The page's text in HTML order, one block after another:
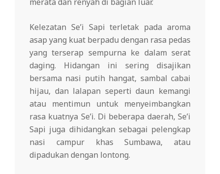
Kelezatan Se’i Sapi terletak pada aroma
asap yang kuat berpadu dengan rasa pedas
yang terserap sempurna ke dalam serat
daging. Hidangan ini sering disajikan
bersama nasi putih hangat, sambal cabai
hijau, dan lalapan seperti daun kemangi
atau mentimun untuk menyeimbangkan
rasa kuatnya Se’i. Di beberapa daerah, Se’i
Sapi juga dihidangkan sebagai pelengkap
nasi campur khas Sumbawa, atau
dipadukan dengan lontong.